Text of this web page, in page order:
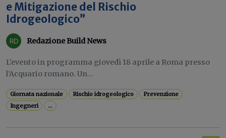
e Mitigazione del Rischio
Idrogeologico”
Redazione Build News
L’evento in programma giovedì 18 aprile a Roma presso
l’Acquario romano. Un...
Giornata nazionale Rischio idrogeologico
Prevenzione
Ingegneri
...